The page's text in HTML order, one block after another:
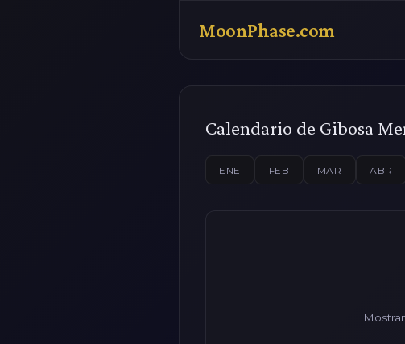
MoonPhase.com
Calendario de Gibosa
ENE FEB MAR ABR